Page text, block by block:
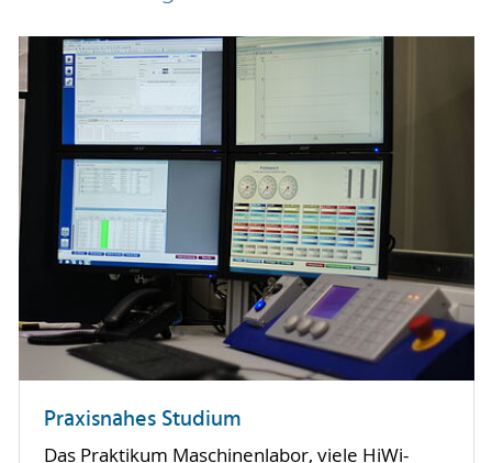
Praxisnahes Studium
Das Praktikum Maschinenlabor, viele HiWi-